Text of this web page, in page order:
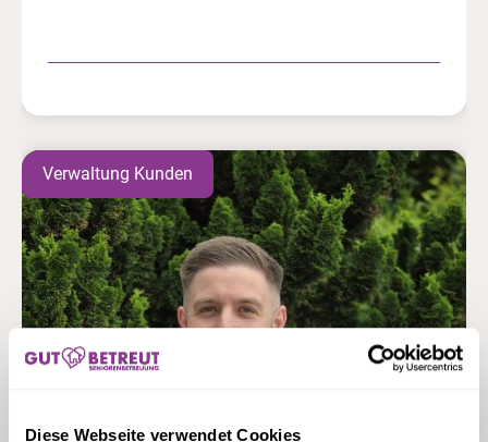
Diese Webseite verwendet Cookies
Verwaltung Kunden